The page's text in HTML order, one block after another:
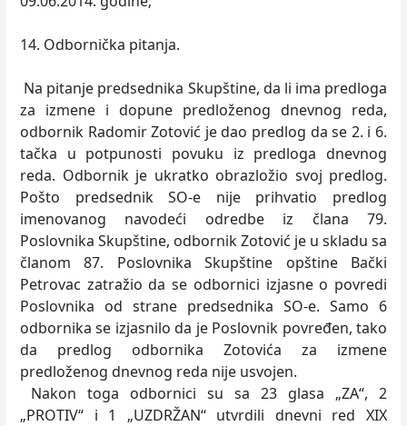
14. Odbornička pitanja.
Na pitanje predsednika Skupštine, da li ima predloga
za izmene i dopune predloženog dnevnog reda,
odbornik Radomir Zotović je dao predlog da se 2. i 6.
tačka u potpunosti povuku iz predloga dnevnog
reda. Odbornik je ukratko obrazložio svoj predlog.
Pošto predsednik SO-e nije prihvatio predlog
imenovanog navodeći odredbe iz člana 79.
Poslovnika Skupštine, odbornik Zotović je u skladu sa
članom 87. Poslovnika Skupštine opštine Bački
Petrovac zatražio da se odbornici izjasne o povredi
Poslovnika od strane predsednika SO-e. Samo 6
odbornika se izjasnilo da je Poslovnik povređen, tako
da predlog odbornika Zotovića za izmene
predloženog dnevnog reda nije usvojen.
Nakon toga odbornici su sa 23 glasa „ZA“, 2
„PROTIV“ i 1 „UZDRŽAN“ utvrdili dnevni red XIX